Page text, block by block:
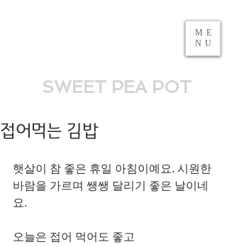
SWEET PEA POT
ME
NU
접어먹는 김밥
햇살이 참 좋은 휴일 아침이예요. 시원한
바람을 가르며 쌩쌩 달리기 좋은 날이네
요.
오늘은 접어 먹어도 좋고